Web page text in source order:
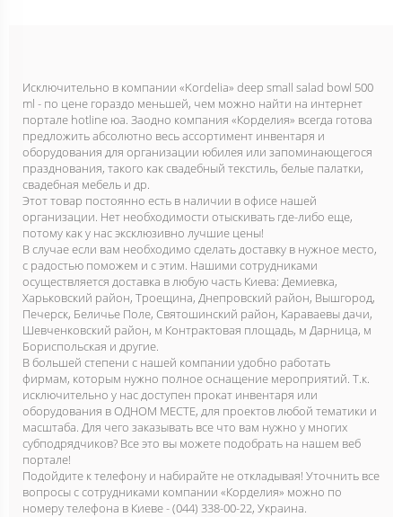
Исключительно в компании «Kordelia» deep small salad bowl 500
ml - по цене гораздо меньшей, чем можно найти на интернет
портале hotline юа. Заодно компания «Корделия» всегда готова
предложить абсолютно весь ассортимент инвентаря и
оборудования для организации юбилея или запоминающегося
празднования, такого как свадебный текстиль, белые палатки,
свадебная мебель и др.
Этот товар постоянно есть в наличии в офисе нашей
организации. Нет необходимости отыскивать где-либо еще,
потому как у нас эксклюзивно лучшие цены!
В случае если вам необходимо сделать доставку в нужное место,
с радостью поможем и с этим. Нашими сотрудниками
осуществляется доставка в любую часть Киева: Демиевка,
Харьковский район, Троещина, Днепровский район, Вышгород,
Печерск, Беличье Поле, Святошинский район, Караваевы дачи,
Шевченковский район, м Контрактовая площадь, м Дарница, м
Бориспольская и другие.
В большей степени с нашей компании удобно работать
фирмам, которым нужно полное оснащение мероприятий. Т.к.
исключительно у нас доступен прокат инвентаря или
оборудования в ОДНОМ МЕСТЕ, для проектов любой тематики и
масштаба. Для чего заказывать все что вам нужно у многих
субподрядчиков? Все это вы можете подобрать на нашем веб
портале!
Подойдите к телефону и набирайте не откладывая! Уточнить все
вопросы с сотрудниками компании «Корделия» можно по
номеру телефона в Киеве - (044) 338-00-22, Украина.